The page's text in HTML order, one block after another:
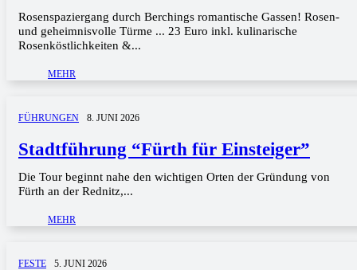
Rosenspaziergang durch Berchings romantische Gassen! Rosen-
und geheimnisvolle Türme ... 23 Euro inkl. kulinarische
Rosenköstlichkeiten &...
MEHR
FÜHRUNGEN 8. JUNI 2026
Stadtführung “Fürth für Einsteiger”
Die Tour beginnt nahe den wichtigen Orten der Gründung von
Fürth an der Rednitz,...
MEHR
FESTE 5. JUNI 2026